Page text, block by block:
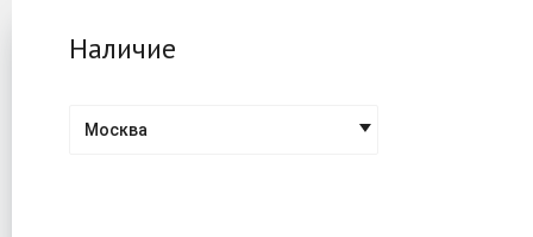
Наличие
Москва